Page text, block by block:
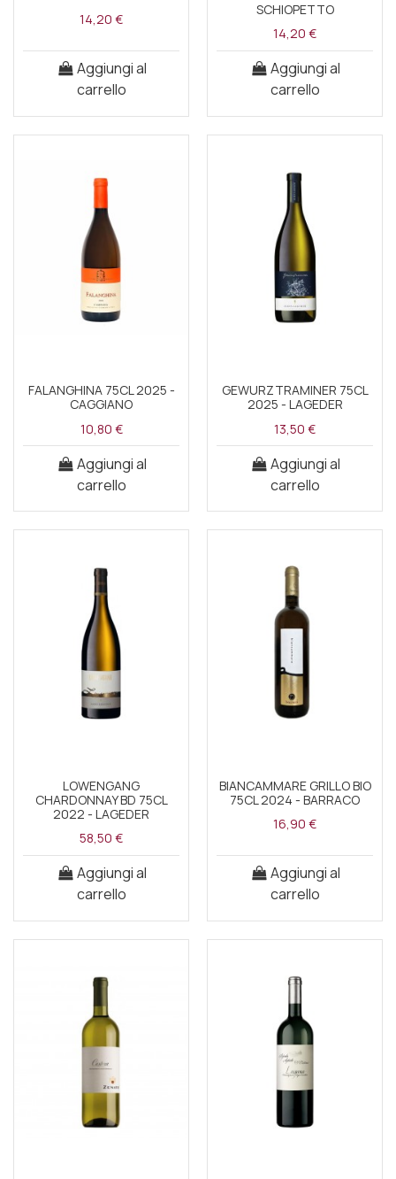
14,20 €
Aggiungi al
carrello
SCHIOPETTO
14,20 €
Aggiungi al
carrello
FALANGHINA 75CL 2025 -
CAGGIANO
10,80 €
Aggiungi al
carrello
GEWURZTRAMINER 75CL
2025 - LAGEDER
13,50 €
Aggiungi al
carrello
LOWENGANG
CHARDONNAY BD 75CL
2022 - LAGEDER
58,50 €
Aggiungi al
carrello
BIANCAMMARE GRILLO BIO
75CL 2024 - BARRACO
16,90 €
Aggiungi al
carrello